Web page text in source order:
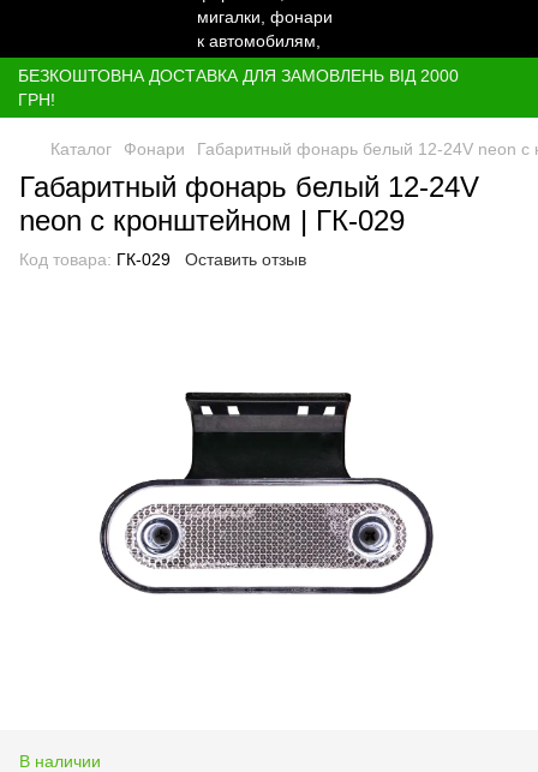
БЕЗКОШТОВНА ДОСТАВКА ДЛЯ ЗАМОВЛЕНЬ ВІД 2000
ГРН!
Каталог Фонари Габаритный фонарь белый 12-24V neon с
Габаритный фонарь белый 12-24V
neon с кронштейном | ГК-029
Код товара: ГК-029 Оставить отзыв
В наличии